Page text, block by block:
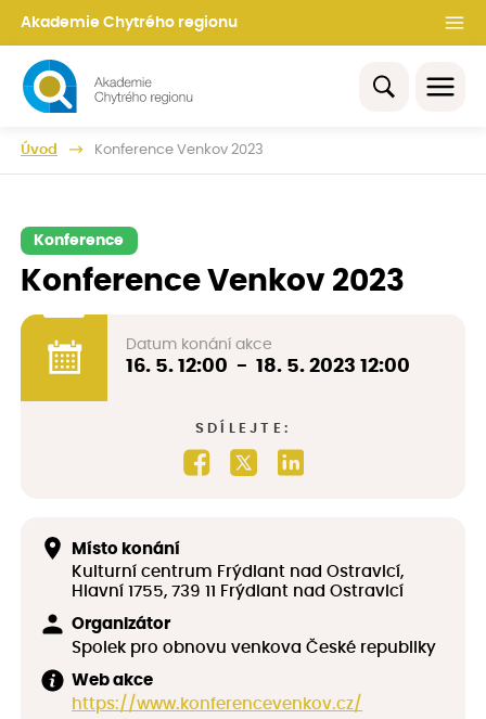
Akademie Chytrého regionu
Úvod Konference Venkov 2023
Konference
Konference Venkov 2023
Datum konání akce
16. 5. 12:00 - 18. 5. 2023 12:00
SDÍLEJTE:
Místo konání
Kulturní centrum Frýdlant nad Ostravicí,
Hlavní 1755, 739 11 Frýdlant nad Ostravicí
Organizátor
Spolek pro obnovu venkova České republiky
Web akce
https://www.konferencevenkov.cz/